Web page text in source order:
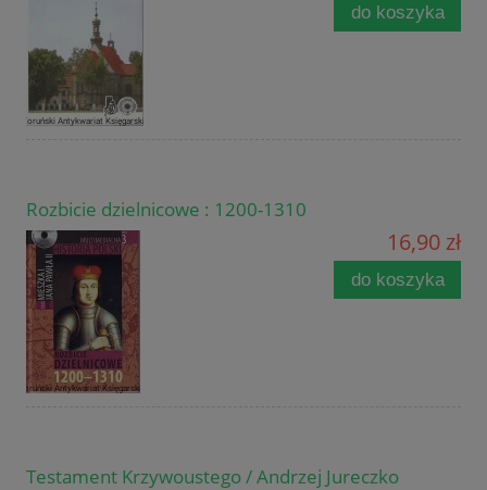
do koszyka
Rozbicie dzielnicowe : 1200-1310
16,90 zł
do koszyka
Testament Krzywoustego / Andrzej Jureczko